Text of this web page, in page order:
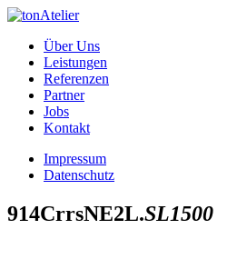
Über Uns
Leistungen
Referenzen
Partner
Jobs
Kontakt
Impressum
Datenschutz
914CrrsNE2L.SL1500